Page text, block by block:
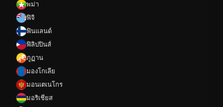
พม่า
ฟิจิ
ฟินแลนด์
ฟิลิปปินส์
ภูฏาน
มองโกเลีย
มอนเตเนโกร
มอริเชียส